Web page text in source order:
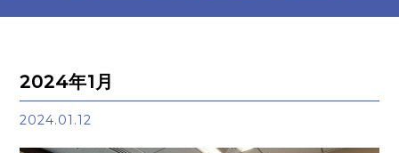
2024年1月
2024.01.12